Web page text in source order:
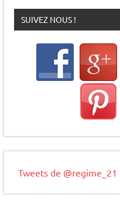
SUIVEZ NOUS !
Tweets de @regime_21